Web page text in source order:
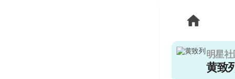
明星社
黄致